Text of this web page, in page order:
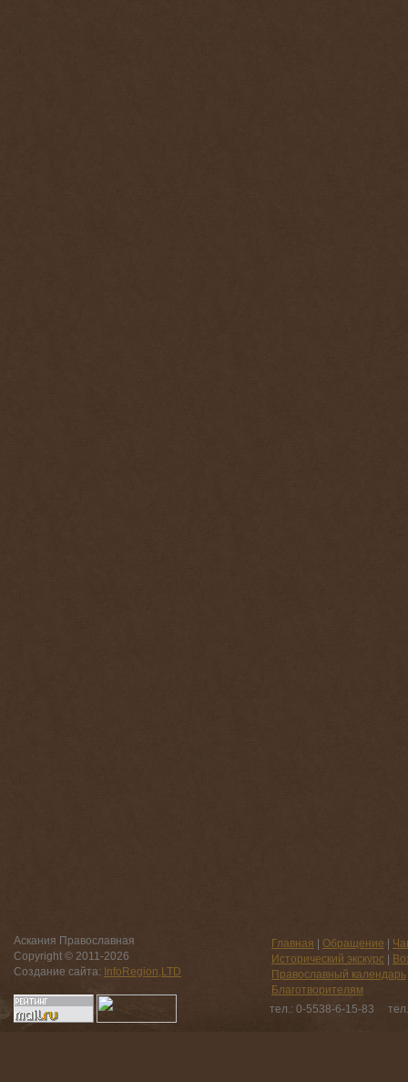
Аскания Православная
Copyright © 2011-2026
Создание сайта: InfoRegion,LTD
Главная Обращение
Исторический экскурс
Православный календарь
Благотворителям
тел.: 0-5538-6-15-83